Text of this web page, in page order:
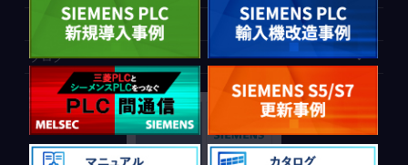
PLC間通信
ブログ